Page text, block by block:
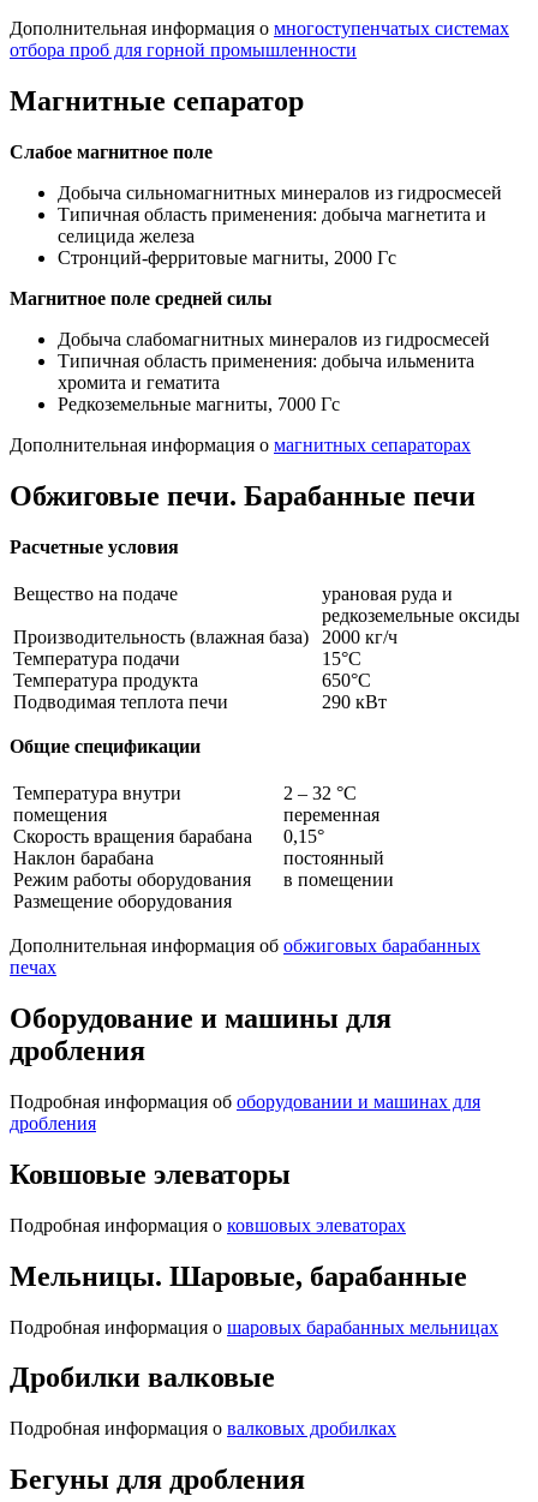
Дополнительная информация о многоступенчатых системах
отбора проб для горной промышленности
Магнитные сепаратор
Слабое магнитное поле
Добыча сильномагнитных минералов из гидросмесей
Типичная область применения: добыча магнетита и
селицида железа
Стронций-ферритовые магниты, 2000 Гс
Магнитное поле средней силы
Добыча слабомагнитных минералов из гидросмесей
Типичная область применения: добыча ильменита
хромита и гематита
Редкоземельные магниты, 7000 Гс
Дополнительная информация о магнитных сепараторах
Обжиговые печи. Барабанные печи
Расчетные условия
Вещество на подаче
Производительность (влажная база)
Температура подачи
Температура продукта
Подводимая теплота печи
урановая руда и
редкоземельные оксиды
2000 кг/ч
15°C
650°C
290 кВт
Общие спецификации
Температура внутри
помещения
Скорость вращения барабана
Наклон барабана
Режим работы оборудования
Размещение оборудования
2 – 32 °C
переменная
0,15°
постоянный
в помещении
Дополнительная информация об обжиговых барабанных
печах
Оборудование и машины для
дробления
Подробная информация об оборудовании и машинах для
дробления
Ковшовые элеваторы
Подробная информация о ковшовых элеваторах
Мельницы. Шаровые, барабанные
Подробная информация о шаровых барабанных мельницах
Дробилки валковые
Подробная информация о валковых дробилках
Бегуны для дробления